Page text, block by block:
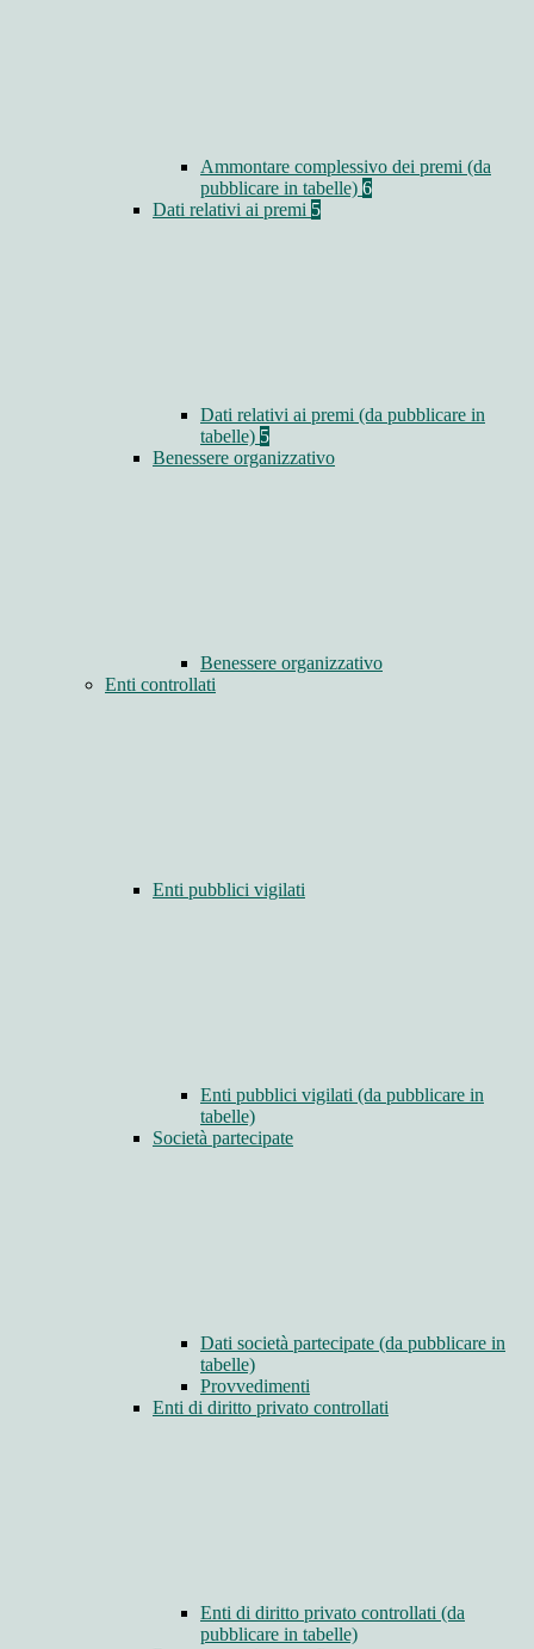
Ammontare complessivo dei premi (da
pubblicare in tabelle) 6
Dati relativi ai premi 5
Dati relativi ai premi (da pubblicare in
tabelle) 5
Benessere organizzativo
Benessere organizzativo
Enti controllati
Enti pubblici vigilati
Enti pubblici vigilati (da pubblicare in
tabelle)
Società partecipate
Dati società partecipate (da pubblicare in
tabelle)
Provvedimenti
Enti di diritto privato controllati
Enti di diritto privato controllati (da
pubblicare in tabelle)